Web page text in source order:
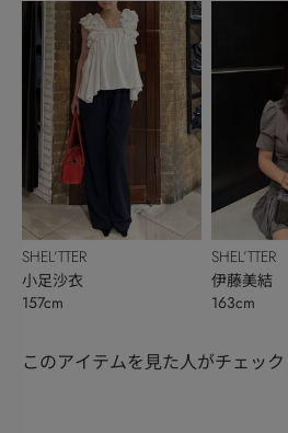
SHEL’TTER
小足沙衣
157cm
SHEL’TTER
伊藤美結
163cm
このアイテムを見た人がチェッ